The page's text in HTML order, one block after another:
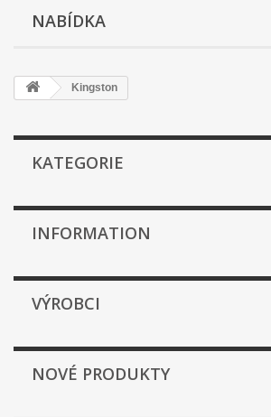
NABÍDKA
Kingston
KATEGORIE
INFORMATION
VÝROBCI
NOVÉ PRODUKTY